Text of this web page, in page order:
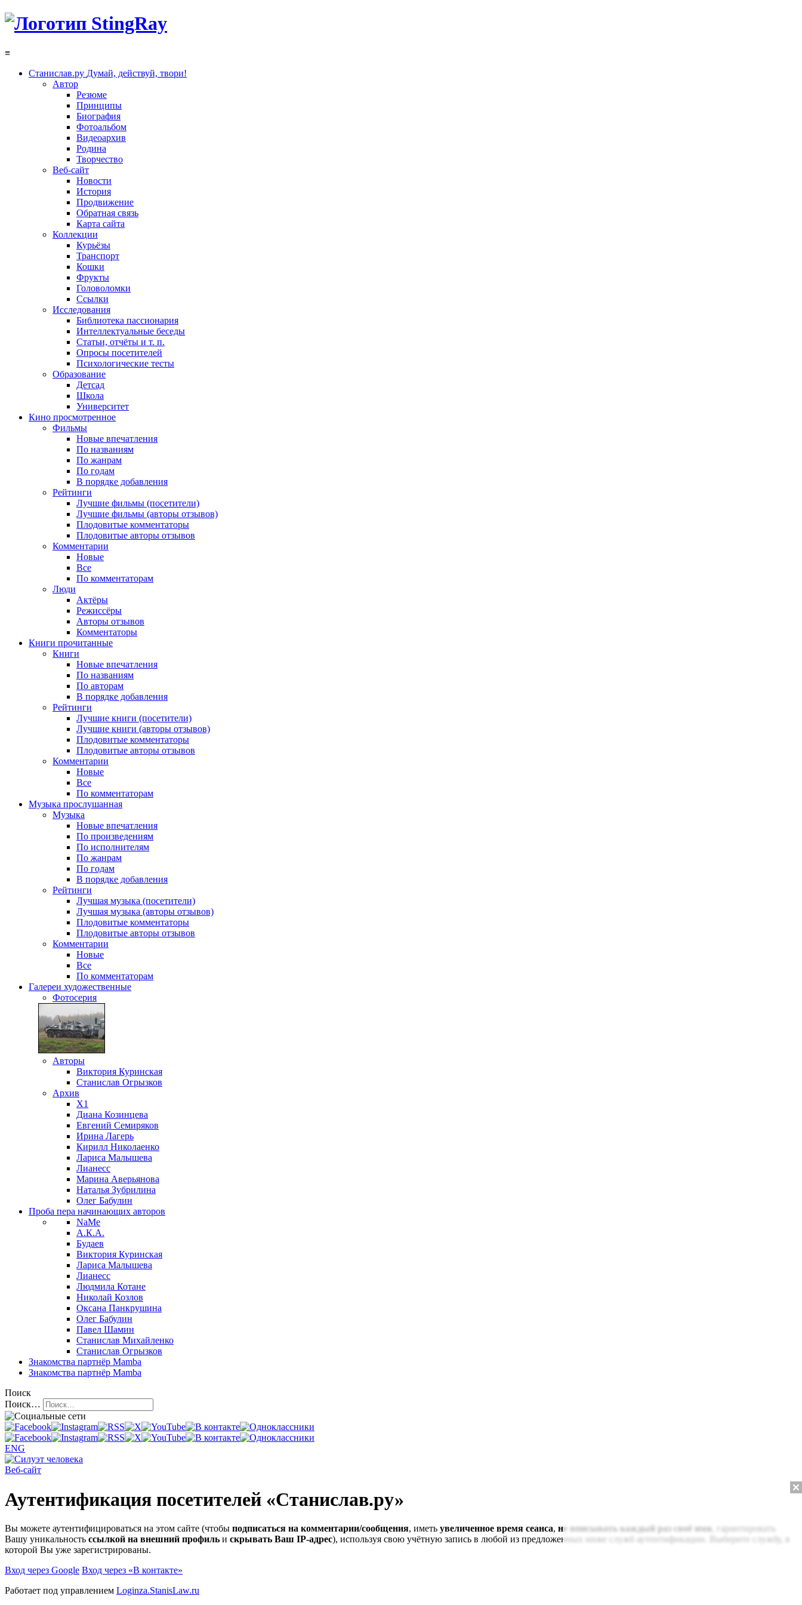
≡
Станислав.ру Думай, действуй, твори!
Автор
Резюме
Принципы
Биография
Фотоальбом
Видеоархив
Родина
Творчество
Веб-сайт
Новости
История
Продвижение
Обратная связь
Карта сайта
Коллекции
Курьёзы
Транспорт
Кошки
Фрукты
Головоломки
Ссылки
Исследования
Библиотека пассионария
Интеллектуальные беседы
Статьи, отчёты и т. п.
Опросы посетителей
Психологические тесты
Образование
Детсад
Школа
Университет
Кино просмотренное
Фильмы
Новые впечатления
По названиям
По жанрам
По годам
В порядке добавления
Рейтинги
Лучшие фильмы (посетители)
Лучшие фильмы (авторы отзывов)
Плодовитые комментаторы
Плодовитые авторы отзывов
Комментарии
Новые
Все
По комментаторам
Люди
Актёры
Режиссёры
Авторы отзывов
Комментаторы
Книги прочитанные
Книги
Новые впечатления
По названиям
По авторам
В порядке добавления
Рейтинги
Лучшие книги (посетители)
Лучшие книги (авторы отзывов)
Плодовитые комментаторы
Плодовитые авторы отзывов
Комментарии
Новые
Все
По комментаторам
Музыка прослушанная
Музыка
Новые впечатления
По произведениям
По исполнителям
По жанрам
По годам
В порядке добавления
Рейтинги
Лучшая музыка (посетители)
Лучшая музыка (авторы отзывов)
Плодовитые комментаторы
Плодовитые авторы отзывов
Комментарии
Новые
Все
По комментаторам
Галереи художественные
Фотосерия
Авторы
Виктория Куринская
Станислав Огрызков
Архив
X1
Диана Козинцева
Евгений Семиряков
Ирина Лагерь
Кирилл Николаенко
Лариса Малышева
Лианесс
Марина Аверьянова
Наталья Зубрилина
Олег Бабулин
Проба пера начинающих авторов
NaMe
А.К.А.
Будаев
Виктория Куринская
Лариса Малышева
Лианесс
Людмила Котане
Николай Козлов
Оксана Панкрушина
Олег Бабулин
Павел Шамин
Станислав Михайленко
Станислав Огрызков
Знакомства партнёр Mamba
Знакомства партнёр Mamba
Поиск
Поиск…
ENG
Веб-сайт
Аутентификация посетителей «Станислав.ру»
Вы можете аутентифицироваться на этом сайте (чтобы подписаться на комментарии/сообщения, иметь увеличенное время сеанса, не вписывать каждый раз своё имя , гарантировать
Вашу уникальность ссылкой на внешний профиль и скрывать Ваш IP-адрес), используя свою учётную запись в любой из предложенных ниже служб аутентификации. Выберите службу, в
которой Вы уже зарегистрированы.
Вход через Google Вход через «В контакте»
Работает под управлением Loginza.StanisLaw.ru